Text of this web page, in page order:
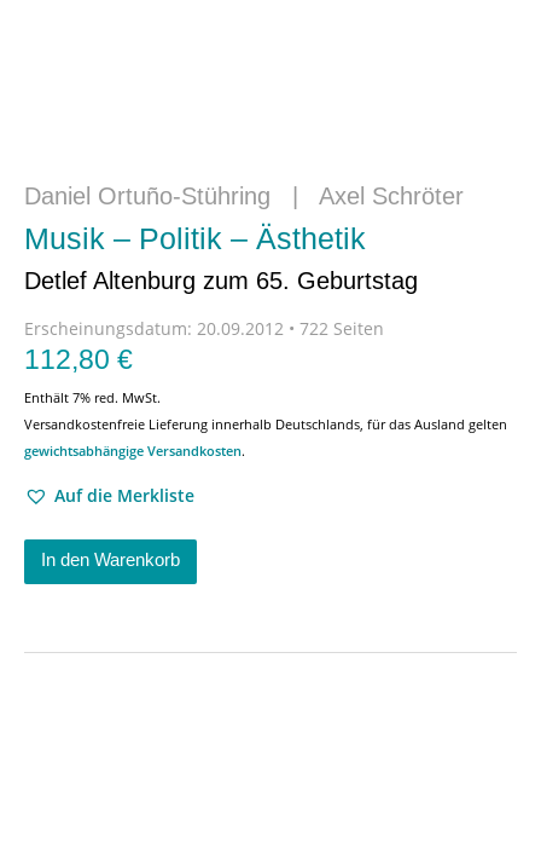
Daniel Ortuño-Stühring Axel Schröter
Musik – Politik – Ästhetik
Detlef Altenburg zum 65. Geburtstag
Erscheinungsdatum: 20.09.2012 • 722 Seiten
112,80 €
Enthält 7% red. MwSt.
Versandkostenfreie Lieferung innerhalb Deutschlands, für das Ausland gelten
gewichtsabhängige Versandkosten.
Auf die Merkliste
In den Warenkorb